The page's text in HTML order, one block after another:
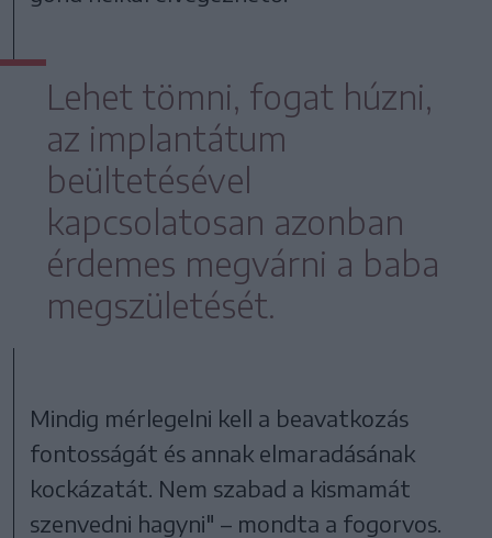
Lehet tömni, fogat húzni,
az implantátum
beültetésével
kapcsolatosan azonban
érdemes megvárni a baba
megszületését.
Mindig mérlegelni kell a beavatkozás
fontosságát és annak elmaradásának
kockázatát. Nem szabad a kismamát
szenvedni hagyni" – mondta a fogorvos.